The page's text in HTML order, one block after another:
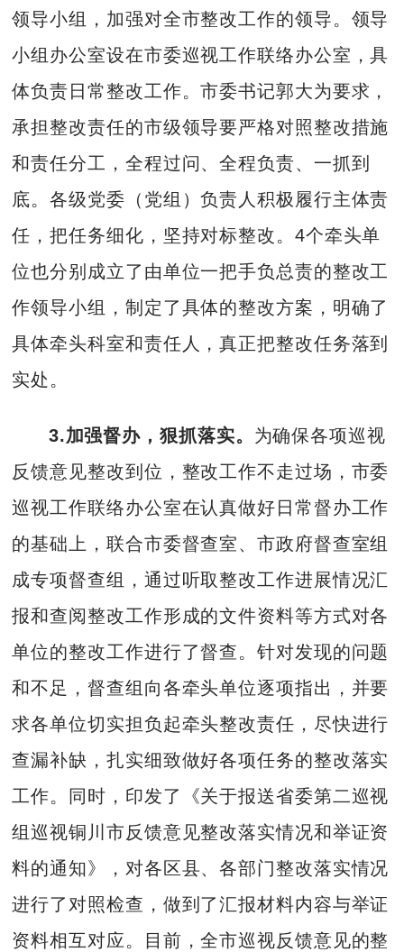
领导小组，加强对全市整改工作的领导。领导
小组办公室设在市委巡视工作联络办公室，具
体负责日常整改工作。市委书记郭大为要求，
承担整改责任的市级领导要严格对照整改措施
和责任分工，全程过问、全程负责、一抓到
底。各级党委（党组）负责人积极履行主体责
任，把任务细化，坚持对标整改。4个牵头单
位也分别成立了由单位一把手负总责的整改工
作领导小组，制定了具体的整改方案，明确了
具体牵头科室和责任人，真正把整改任务落到
实处。
3.加强督办，狠抓落实。 为确保各项巡视
反馈意见整改到位，整改工作不走过场，市委
巡视工作联络办公室在认真做好日常督办工作
的基础上，联合市委督查室、市政府督查室组
成专项督查组，通过听取整改工作进展情况汇
报和查阅整改工作形成的文件资料等方式对各
单位的整改工作进行了督查。针对发现的问题
和不足，督查组向各牵头单位逐项指出，并要
求各单位切实担负起牵头整改责任，尽快进行
查漏补缺，扎实细致做好各项任务的整改落实
工作。同时，印发了《关于报送省委第二巡视
组巡视铜川市反馈意见整改落实情况和举证资
料的通知》，对各区县、各部门整改落实情况
进行了对照检查，做到了汇报材料内容与举证
资料相互对应。目前，全市巡视反馈意见的整